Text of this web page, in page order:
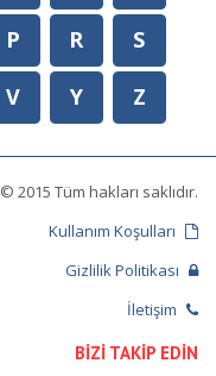
P R
S
V Y Z
© 2015 Tüm hakları saklıdır.
Kullanım Koşulları
Gizlilik Politikası
İletişim
BİZİ TAKİP EDİN